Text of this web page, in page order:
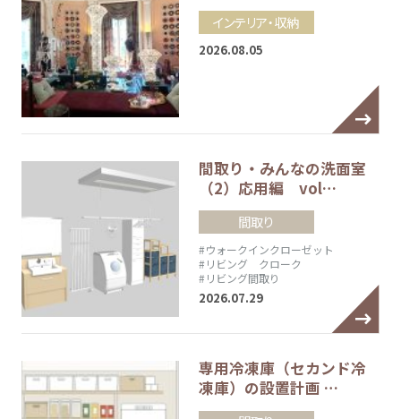
インテリア・収納
2026.08.05
間取り・みんなの洗面室
（2）応用編 vol…
間取り
#ウォークインクローゼット
#リビング クローク
#リビング間取り
2026.07.29
専用冷凍庫（セカンド冷
凍庫）の設置計画 …